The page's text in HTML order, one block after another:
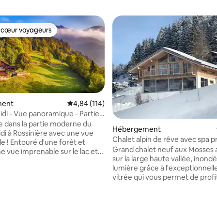
la base de 3 commentaires : 4,33 sur 5
cœur voyageurs
voyageurs
Évaluation moyenne sur la base de 114
4,84 (114)
- Vue panoramique - Partie
dans la partie moderne du
à Rossinière avec une vue
! Entouré d'une forêt et
vue imprenable sur le lac et
Hébergement
Chalet alpin de rêve avec spa
Léman
Grand chalet neuf aux Mosses
sur la large haute vallée,
lumière grâce à
vitrée qui vous permet de